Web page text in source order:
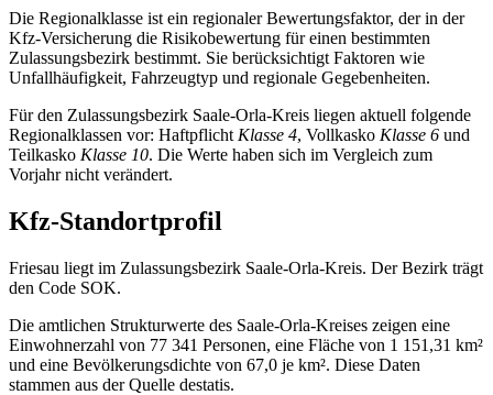
Die Regionalklasse ist ein regionaler Bewertungsfaktor, der in der
Kfz‑Versicherung die Risikobewertung für einen bestimmten
Zulassungsbezirk bestimmt. Sie berücksichtigt Faktoren wie
Unfallhäufigkeit, Fahrzeugtyp und regionale Gegebenheiten.
Für den Zulassungsbezirk Saale-Orla-Kreis liegen aktuell folgende
Regionalklassen vor: Haftpflicht Klasse 4, Vollkasko Klasse 6 und
Teilkasko Klasse 10. Die Werte haben sich im Vergleich zum
Vorjahr nicht verändert.
Kfz-Standortprofil
Friesau liegt im Zulassungsbezirk Saale-Orla-Kreis. Der Bezirk trägt
den Code SOK.
Die amtlichen Strukturwerte des Saale-Orla-Kreises zeigen eine
Einwohnerzahl von 77 341 Personen, eine Fläche von 1 151,31 km²
und eine Bevölkerungsdichte von 67,0 je km². Diese Daten
stammen aus der Quelle destatis.